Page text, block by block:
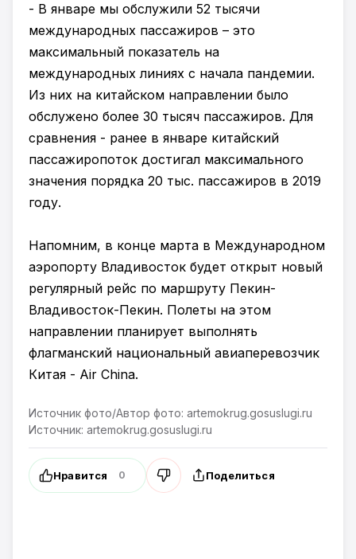
- В январе мы обслужили 52 тысячи
международных пассажиров – это
максимальный показатель на
международных линиях с начала пандемии.
Из них на китайском направлении было
обслужено более 30 тысяч пассажиров. Для
сравнения - ранее в январе китайский
пассажиропоток достигал максимального
значения порядка 20 тыс. пассажиров в 2019
году.
Напомним, в конце марта в Международном
аэропорту Владивосток будет открыт новый
регулярный рейс по маршруту Пекин-
Владивосток-Пекин. Полеты на этом
направлении планирует выполнять
флагманский национальный авиаперевозчик
Китая - Air China.
Источник фото/Автор фото: artemokrug.gosuslugi.ru
Источник: artemokrug.gosuslugi.ru
Нравится 0 Поделиться